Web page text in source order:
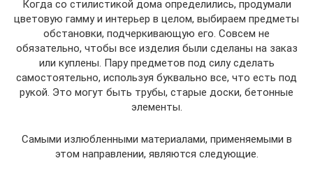
Когда со стилистикой дома определились, продумали
цветовую гамму и интерьер в целом, выбираем предметы
обстановки, подчеркивающую его. Совсем не
обязательно, чтобы все изделия были сделаны на заказ
или куплены. Пару предметов под силу сделать
самостоятельно, используя буквально все, что есть под
рукой. Это могут быть трубы, старые доски, бетонные
элементы.
Самыми излюбленными материалами, применяемыми в
этом направлении, являются следующие.